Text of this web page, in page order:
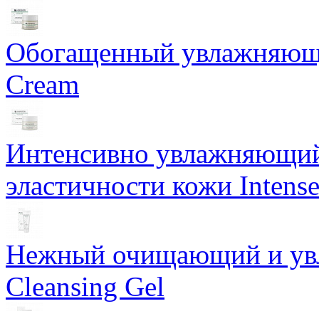
Обогащенный
Cream
Интенсивно
эластичности кожи
Нежный очищающий и
Cleansing Gel